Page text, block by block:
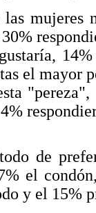
mujeres
el mayor
de
el
y el 15%